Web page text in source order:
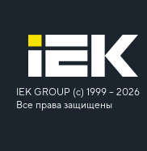
IEK GROUP (c) 1999 – 2026
Все права защищены